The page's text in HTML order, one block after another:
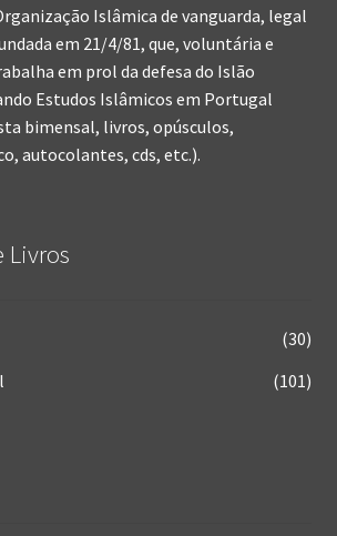
Islâmica de vanguarda, legal
em 21/4/81, que, voluntária e
em prol da defesa do Islão
Estudos Islâmicos em Portugal
bimensal, livros, opúsculos,
autocolantes, cds, etc.).
Livros
(30)
(101)